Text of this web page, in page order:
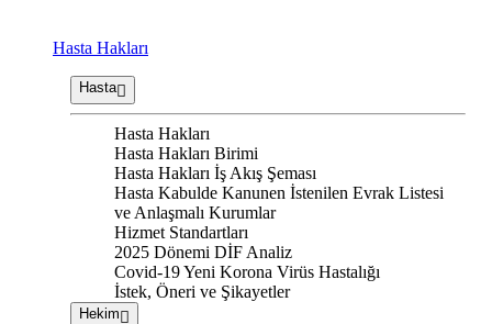
Hasta Hakları
Hasta
Hasta Hakları
Hasta Hakları Birimi
Hasta Hakları İş Akış Şeması
Hasta Kabulde Kanunen İstenilen Evrak Listesi
ve Anlaşmalı Kurumlar
Hizmet Standartları
2025 Dönemi DİF Analiz
Covid-19 Yeni Korona Virüs Hastalığı
İstek, Öneri ve Şikayetler
Hekim